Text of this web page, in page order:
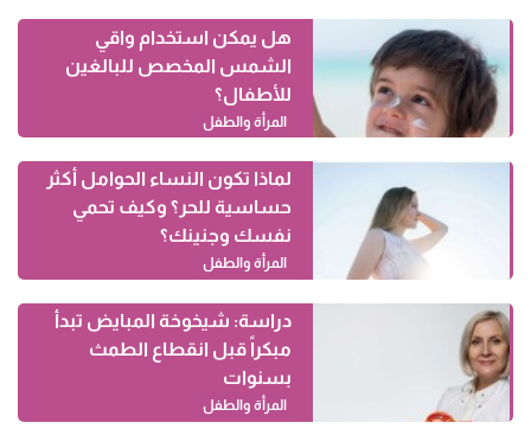
هل يمكن استخدام واقي
الشمس المخصص للبالغين
للأطفال؟
المرأة والطفل
لماذا تكون النساء الحوامل أكثر
حساسية للحر؟ وكيف تحمي
نفسك وجنينك؟
المرأة والطفل
دراسة: شيخوخة المبايض تبدأ
مبكراً قبل انقطاع الطمث
بسنوات
المرأة والطفل